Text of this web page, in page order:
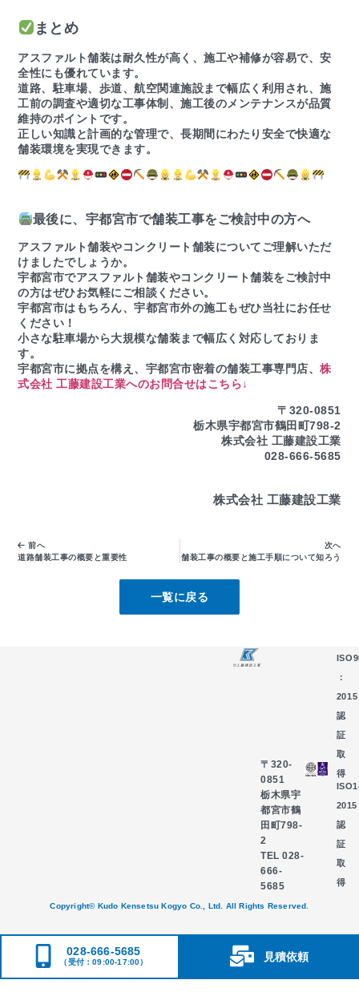
まとめ
アスファルト舗装は耐久性が高く、施工や補修が容易で、安
全性にも優れています。
道路、駐車場、歩道、航空関連施設まで幅広く利用され、施
工前の調査や適切な工事体制、施工後のメンテナンスが品質
維持のポイントです。
正しい知識と計画的な管理で、長期間にわたり安全で快適な
舗装環境を実現できます。
最後に、宇都宮市で舗装工事をご検討中の方へ
アスファルト舗装やコンクリート舗装についてご理解いただ
けましたでしょうか。
宇都宮市でアスファルト舗装やコンクリート舗装をご検討中
の方はぜひお気軽にご相談ください。
宇都宮市はもちろん、宇都宮市外の施工もぜひ当社にお任せ
ください！
小さな駐車場から大規模な舗装まで幅広く対応しておりま
す。
宇都宮市に拠点を構え、宇都宮市密着の舗装工事専門店、株
式会社 工藤建設工業へのお問合せはこちら↓
〒320-0851
栃木県宇都宮市鶴田町798-2
株式会社 工藤建設工業
028-666-5685
株式会社 工藤建設工業
前へ
道路舗装工事の概要と重要性
次へ
舗装工事の概要と施工手順について知ろう
一覧に戻る
〒320-
0851
栃木県宇
都宮市鶴
田町798-
2
TEL 028-
666-
5685
：
2015
認
証
取
得
2015
認
証
取
得
Copyright© Kudo Kensetsu Kogyo Co., Ltd. All Rights Reserved.
028-666-5685
（受付：09:00-17:00） 見積依頼